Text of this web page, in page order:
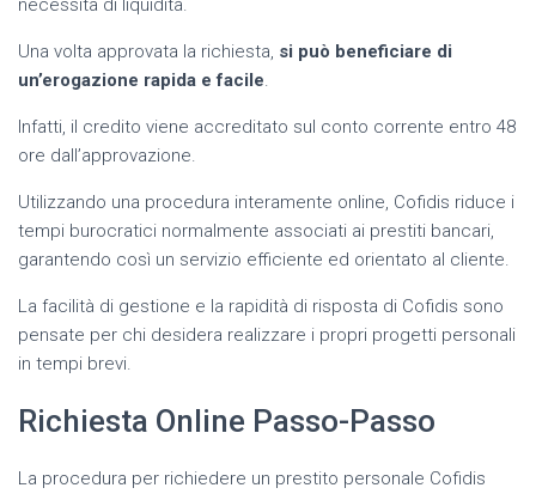
necessita di liquidità.
Una volta approvata la richiesta, si può beneficiare di
un’erogazione rapida e facile.
Infatti, il credito viene accreditato sul conto corrente entro 48
ore dall’approvazione.
Utilizzando una procedura interamente online, Cofidis riduce i
tempi burocratici normalmente associati ai prestiti bancari,
garantendo così un servizio efficiente ed orientato al cliente.
La facilità di gestione e la rapidità di risposta di Cofidis sono
pensate per chi desidera realizzare i propri progetti personali
in tempi brevi.
Richiesta Online Passo-Passo
La procedura per richiedere un prestito personale Cofidis